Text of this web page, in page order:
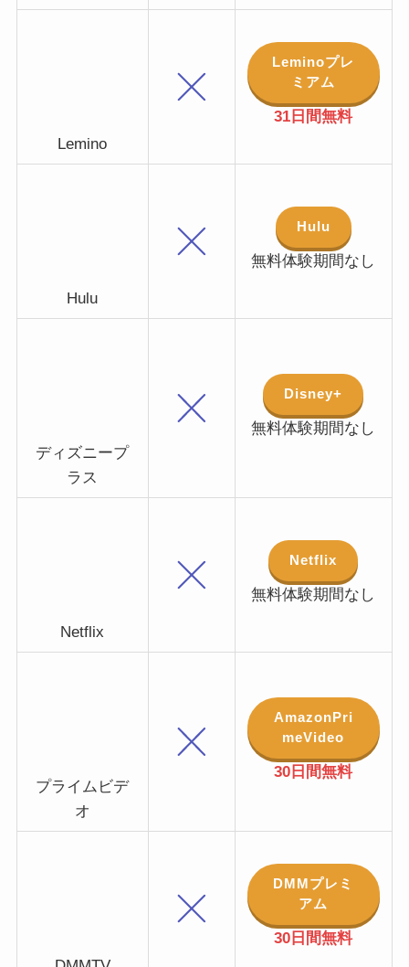
Lemino
Leminoプレ
ミアム
31日間無料
Hulu
Hulu
無料体験期間なし
ディズニープ
ラス
Disney+
無料体験期間なし
Netflix
Netflix
無料体験期間なし
プライムビデ
オ
AmazonPri
meVideo
30日間無料
DMMプレミ
アム
30日間無料